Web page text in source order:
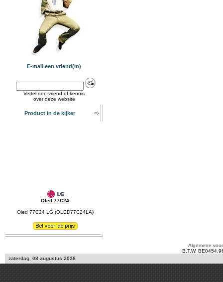
E-mail een vriend(in)
Vertel een vriend of kennis
over deze website
Product in de kijker
Oled 77C24
Oled 77C24 LG (OLED77C24LA)
Algemene
B.T.W.
zaterdag, 08 augustus 2026